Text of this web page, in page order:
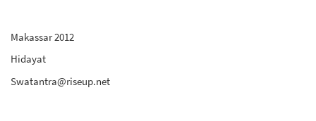
Makassar 2012
Hidayat
Swatantra@riseup.net